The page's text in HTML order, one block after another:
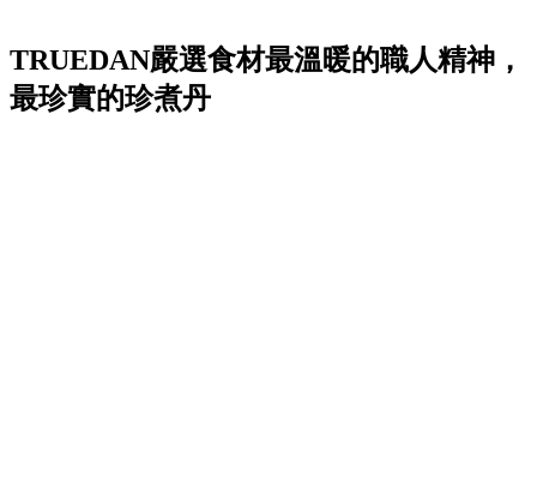
TRUEDAN嚴選食材最溫暖的職人精神，
最珍實的珍煮丹